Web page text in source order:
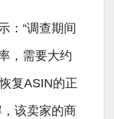
：“调查期间
，需要大约
复ASIN的正
该卖家的商